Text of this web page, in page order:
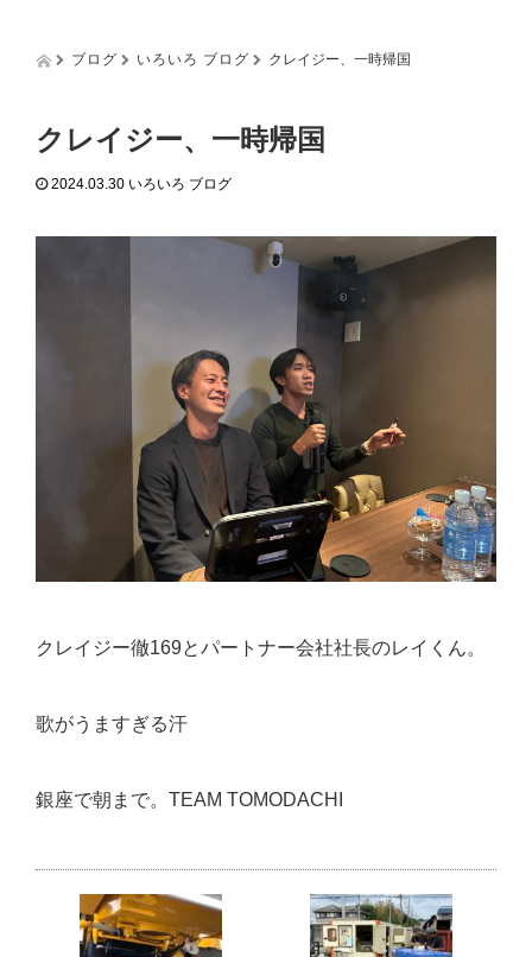
t
ブログ いろいろ ブログ クレイジー、一時帰国
クレイジー、一時帰国
2024.03.30 いろいろ ブログ
クレイジー徹169とパートナー会社社長のレイくん。
歌がうますぎる汗
銀座で朝まで。TEAM TOMODACHI